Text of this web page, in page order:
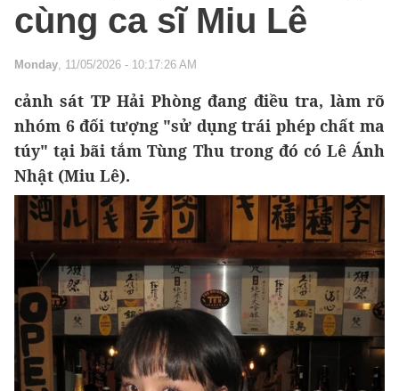
cùng ca sĩ Miu Lê
Monday, 11/05/2026 - 10:17:26 AM
cảnh sát TP Hải Phòng đang điều tra, làm rõ
nhóm 6 đối tượng "sử dụng trái phép chất ma
túy" tại bãi tắm Tùng Thu trong đó có Lê Ánh
Nhật (Miu Lê).